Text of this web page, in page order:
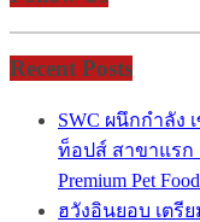
Recent Posts
SWC ผนึกกำลัง
ท็อปส์ สาขาแร
Premium Pet
ฮวังอินยอบ เต